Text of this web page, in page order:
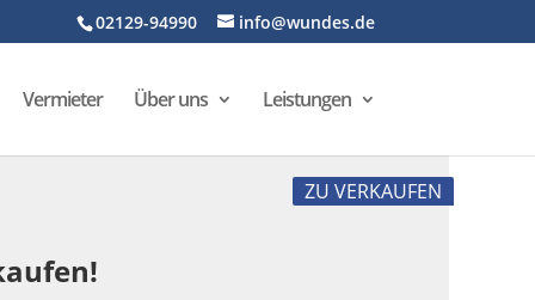
02129-94990 info@wundes.de
Vermieter Über uns Leistungen
ZU VERKAUFEN